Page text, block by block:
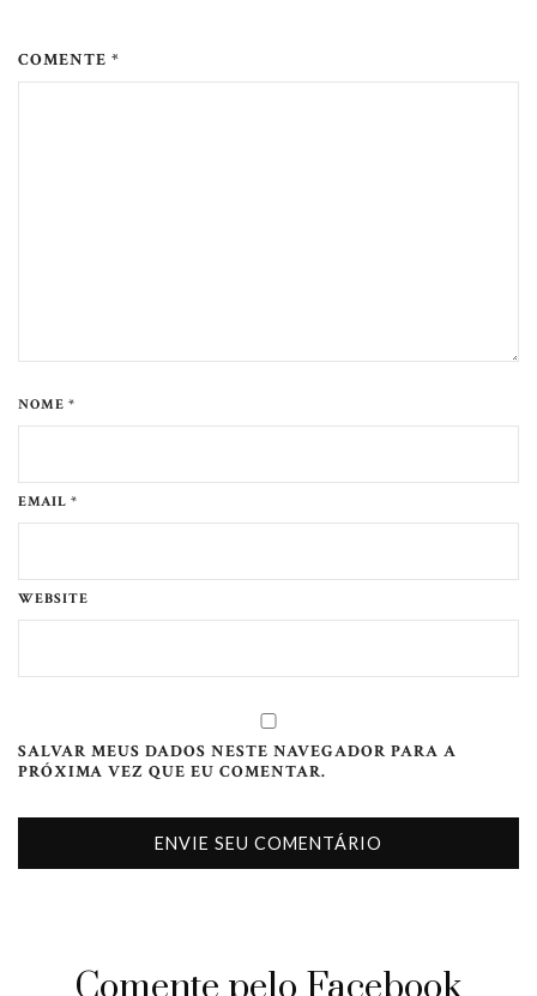
COMENTE *
NOME *
EMAIL *
WEBSITE
SALVAR MEUS DADOS NESTE NAVEGADOR PARA A
PRÓXIMA VEZ QUE EU COMENTAR.